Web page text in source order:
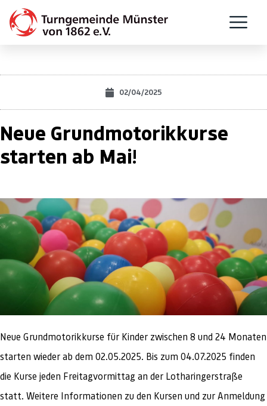
02/04/2025
Neue Grundmotorikkurse
starten ab Mai!
Neue Grundmotorikkurse für Kinder zwischen 8 und 24 Monaten
starten wieder ab dem 02.05.2025. Bis zum 04.07.2025 finden
die Kurse jeden Freitagvormittag an der Lotharingerstraße
statt. Weitere Informationen zu den Kursen und zur Anmeldung